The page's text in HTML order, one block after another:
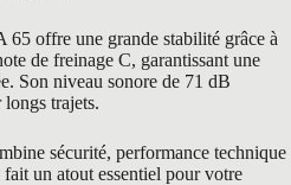
offre une grande stabilité grâce à
de freinage C, garantissant une
Son niveau sonore de 71 dB
trajets.
sécurité, performance technique
un atout essentiel pour votre